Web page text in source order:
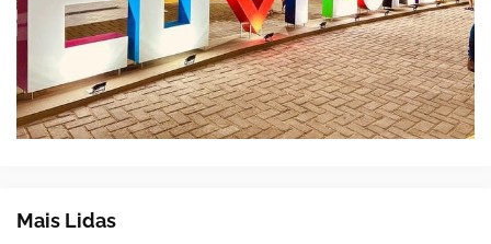
Mais Lidas